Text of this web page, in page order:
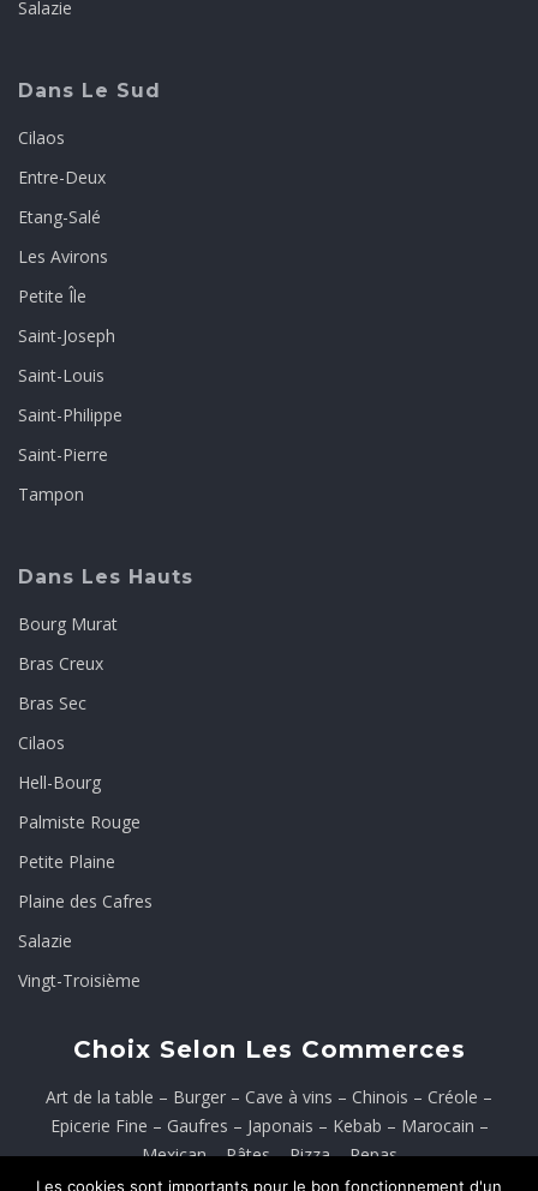
Salazie
Dans Le Sud
Cilaos
Entre-Deux
Etang-Salé
Les Avirons
Petite Île
Saint-Joseph
Saint-Louis
Saint-Philippe
Saint-Pierre
Tampon
Dans Les Hauts
Bourg Murat
Bras Creux
Bras Sec
Cilaos
Hell-Bourg
Palmiste Rouge
Petite Plaine
Plaine des Cafres
Salazie
Vingt-Troisième
Choix Selon Les Commerces
Art de la table – Burger – Cave à vins – Chinois – Créole –
Epicerie Fine – Gaufres – Japonais – Kebab – Marocain –
Mexican–Pâtes–Pizza–Repas
Les cookies sont importants pour le bon fonctionnement d'un